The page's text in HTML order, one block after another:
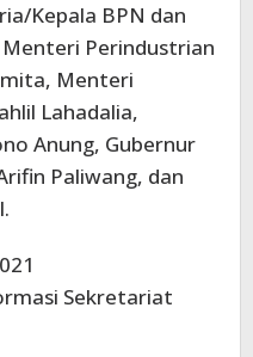
Kepala BPN dan
Perindustrian
Menteri
Lahadalia,
Anung, Gubernur
Paliwang, dan
Sekretariat